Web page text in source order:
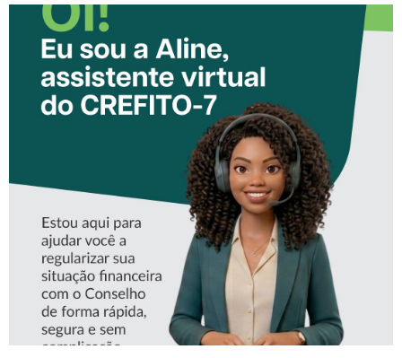
CONHEÇA A ‘ALINE’,
ASSISTENTE VIRTUAL DO
CREFITO-7